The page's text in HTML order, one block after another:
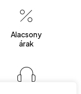
Alacsony
árak